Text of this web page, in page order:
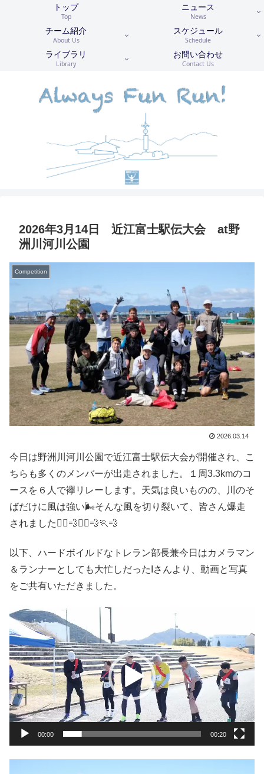
トップ
Top
ニュース
News
チーム紹介
About Us
スケジュール
Schedule
ライブラリ
Library
お問い合わせ
Contact Us
2026年3月14日 近江富士駅伝大会 at野
洲川河川公園
Competition
2026.03.14
今日は野洲川河川公園で近江富士駅伝大会が開催され、こ
ちらも多くのメンバーが出走されました。１周3.3kmのコ
ースを６人で襷リレーします。天気は良いものの、川のそ
ばだけに風は強い🌬️そんな風を切り裂いて、皆さん爆走
されました🏃‍♀️💨🏃‍♂️💨🏃💨
以下、ハードボイルドなトレラン部長兼今日はカメラマン
＆ランナーとしても大忙しだったIさんより、動画と写真
をご共有いただきました。
動
画
プ
レ
ー
ヤ
ー
00:00 00:20